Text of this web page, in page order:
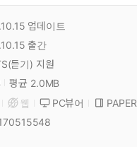
업데이트
출간
듣기) 지원
평균 2.0MB
웹 PC뷰어
PAPER